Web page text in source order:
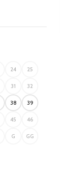
24 25
31 32
38 39
45 46
G GG